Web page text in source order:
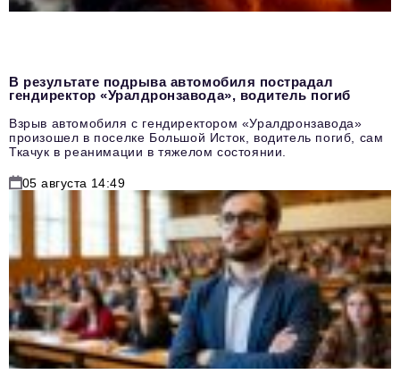
В результате подрыва автомобиля пострадал
гендиректор «Уралдронзавода», водитель погиб
Взрыв автомобиля с гендиректором «Уралдронзавода»
произошел в поселке Большой Исток, водитель погиб, сам
Ткачук в реанимации в тяжелом состоянии.
05 августа 14:49